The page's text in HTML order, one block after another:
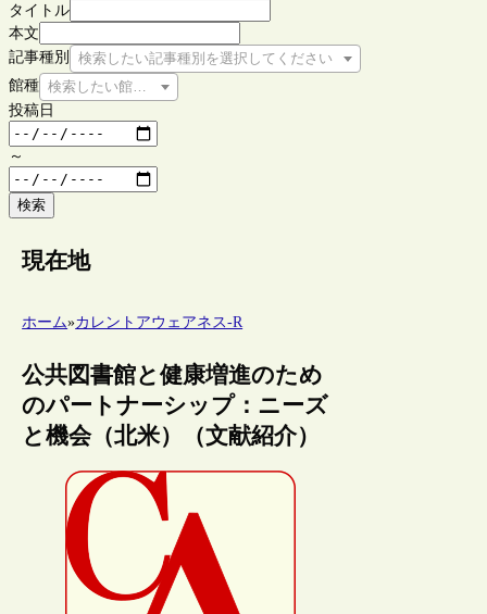
タイトル
本文
記事種別
検索したい記事種別を選択してください
館種 検索したい館種を選択してください
投稿日
～
検索
現在地
ホーム»カレントアウェアネス-R
公共図書館と健康増進のため
のパートナーシップ：ニーズ
と機会（北米）（文献紹介）